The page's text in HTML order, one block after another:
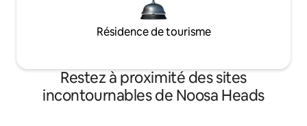
Résidence de tourisme
Restez à proximité des sites
incontournables de Noosa Heads